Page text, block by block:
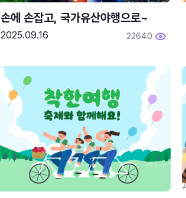
손에 손잡고, 국가유산야행으로~
2025.09.16 22640